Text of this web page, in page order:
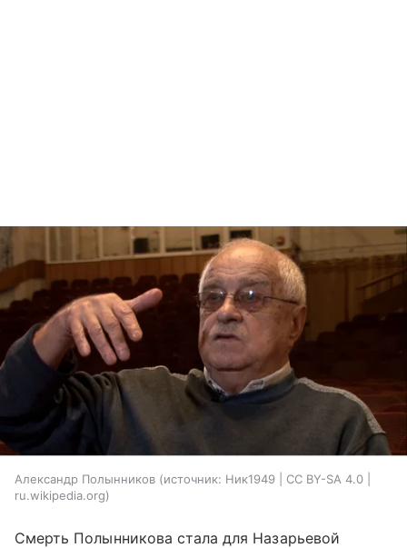
Александр Полынников источник: Ник1949 | CC BY-SA 4.0 |
ru.wikipedia.org
Смерть Полынникова стала для Назарьевой